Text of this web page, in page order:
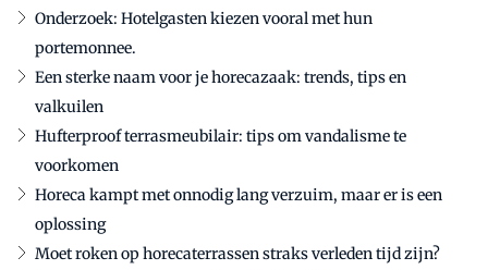
Onderzoek: Hotelgasten kiezen vooral met hun
portemonnee.
Een sterke naam voor je horecazaak: trends, tips en
valkuilen
Hufterproof terrasmeubilair: tips om vandalisme te
voorkomen
Horeca kampt met onnodig lang verzuim, maar er is een
oplossing
Moet roken op horecaterrassen straks verleden tijd zijn?